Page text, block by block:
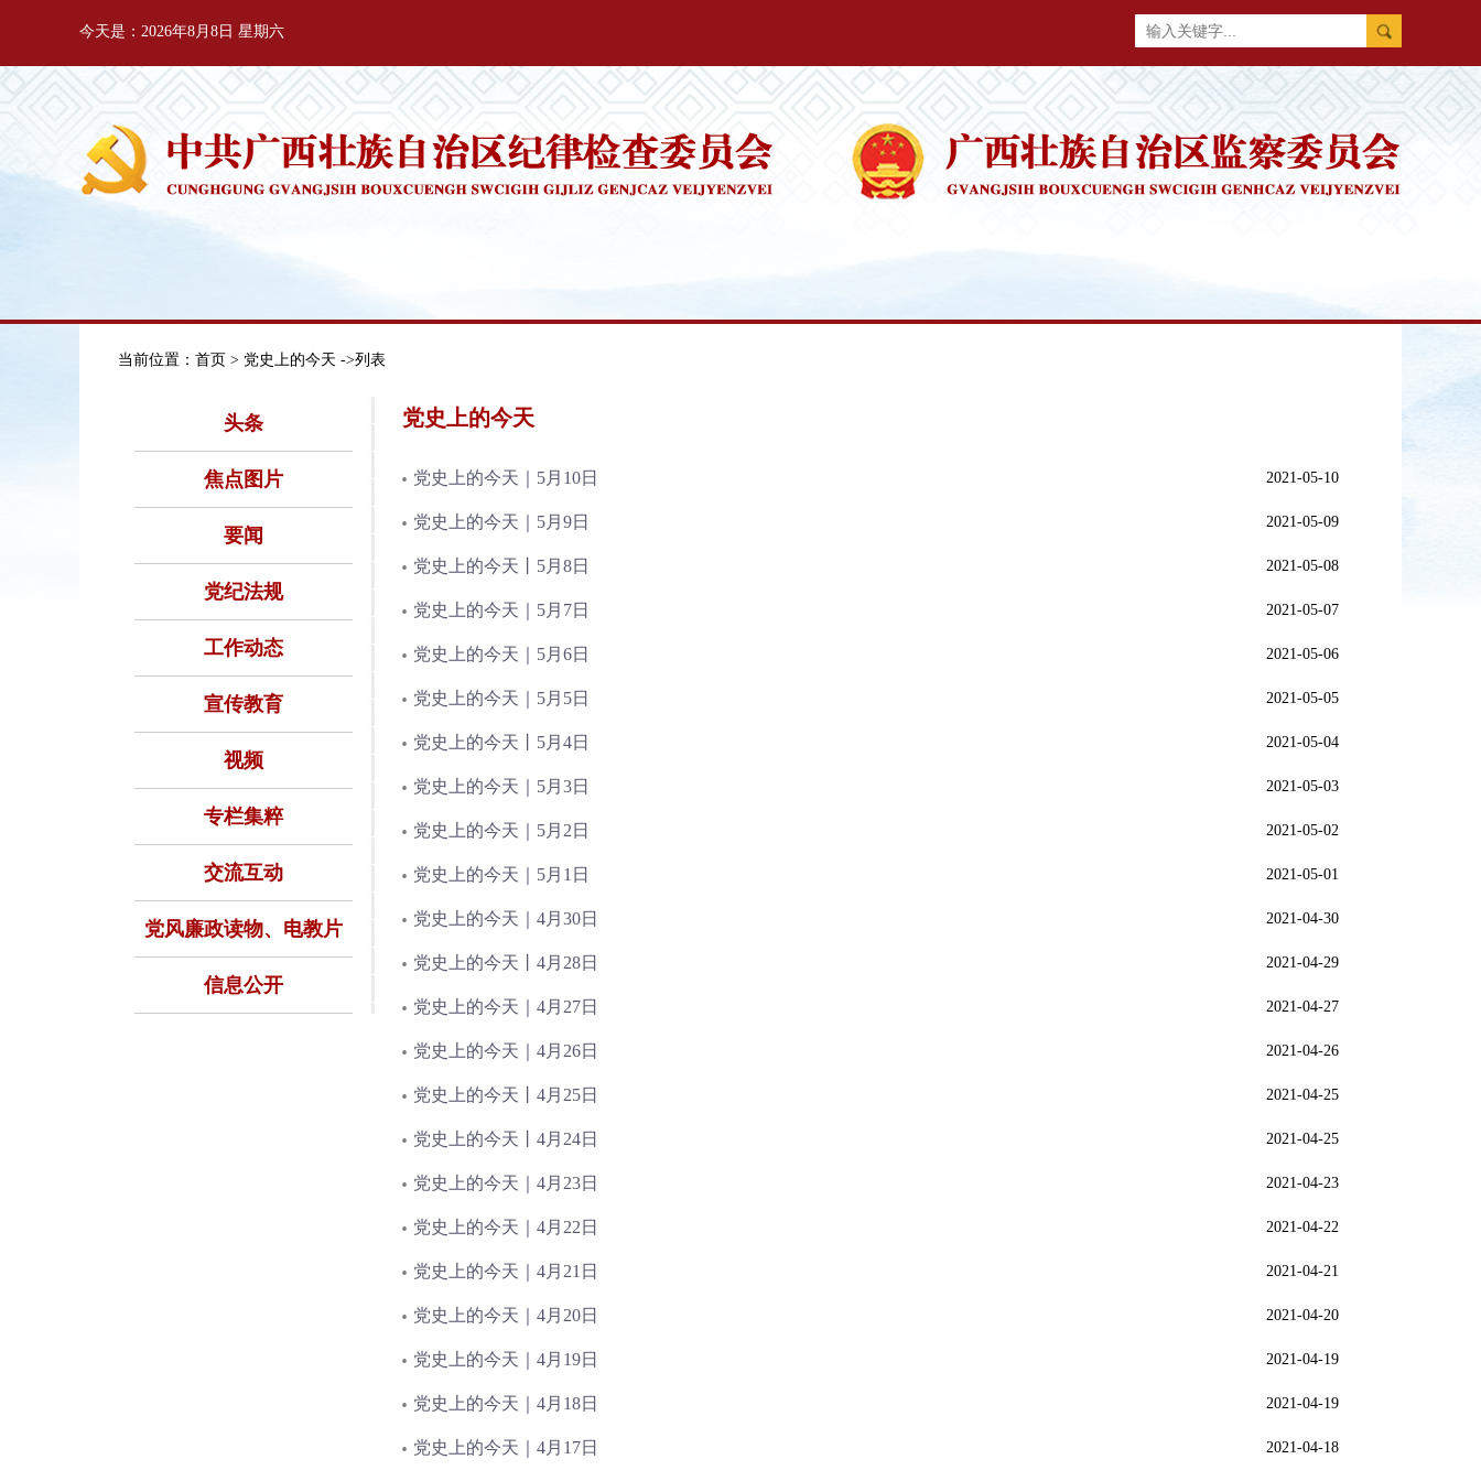
今天是：2026年8月8日 星期六
当前位置： 首页 > 党史上的今天 ->列表
头条
焦点图片
要闻
党纪法规
工作动态
宣传教育
视频
专栏集粹
交流互动
党风廉政读物、电教片
信息公开
党史上的今天
2021-05-10
党史上的今天｜5月10日
2021-05-09
党史上的今天｜5月9日
2021-05-08
党史上的今天丨5月8日
2021-05-07
党史上的今天｜5月7日
2021-05-06
党史上的今天｜5月6日
2021-05-05
党史上的今天｜5月5日
2021-05-04
党史上的今天丨5月4日
2021-05-03
党史上的今天｜5月3日
2021-05-02
党史上的今天｜5月2日
2021-05-01
党史上的今天｜5月1日
2021-04-30
党史上的今天｜4月30日
2021-04-29
党史上的今天丨4月28日
2021-04-27
党史上的今天｜4月27日
2021-04-26
党史上的今天｜4月26日
2021-04-25
党史上的今天丨4月25日
2021-04-25
党史上的今天丨4月24日
2021-04-23
党史上的今天｜4月23日
2021-04-22
党史上的今天｜4月22日
2021-04-21
党史上的今天｜4月21日
2021-04-20
党史上的今天｜4月20日
2021-04-19
党史上的今天｜4月19日
2021-04-19
党史上的今天｜4月18日
2021-04-18
党史上的今天｜4月17日